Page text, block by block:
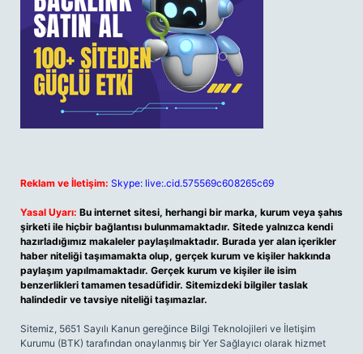
Reklam ve İletişim: Skype: live:.cid.575569c608265c69
Yasal Uyarı: Bu internet sitesi, herhangi bir marka, kurum veya şahıs
şirketi ile hiçbir bağlantısı bulunmamaktadır. Sitede yalnızca kendi
hazırladığımız makaleler paylaşılmaktadır. Burada yer alan içerikler
haber niteliği taşımamakta olup, gerçek kurum ve kişiler hakkında
paylaşım yapılmamaktadır. Gerçek kurum ve kişiler ile isim
benzerlikleri tamamen tesadüfidir. Sitemizdeki bilgiler taslak
halindedir ve tavsiye niteliği taşımazlar.
Sitemiz, 5651 Sayılı Kanun gereğince Bilgi Teknolojileri ve İletişim
Kurumu (BTK) tarafından onaylanmış bir Yer Sağlayıcı olarak hizmet